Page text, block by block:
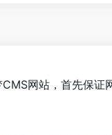
网站，首先保